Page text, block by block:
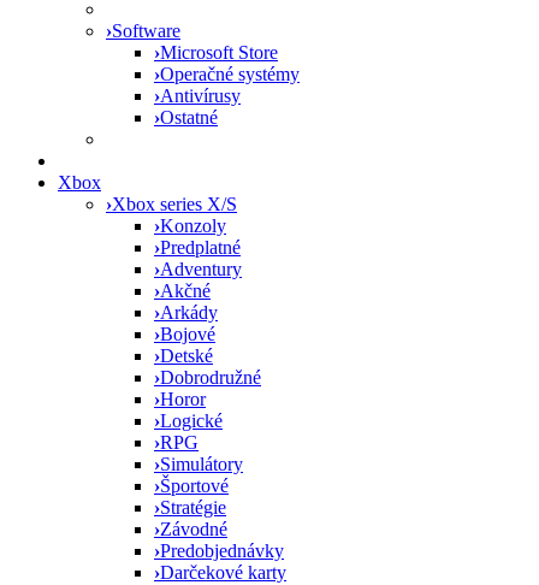
›Software
›Microsoft Store
›Operačné systémy
›Antivírusy
›Ostatné
Xbox
›Xbox series X/S
›Konzoly
›Predplatné
›Adventury
›Akčné
›Arkády
›Bojové
›Detské
›Dobrodružné
›Horor
›Logické
›RPG
›Simulátory
›Športové
›Stratégie
›Závodné
›Predobjednávky
›Darčekové karty